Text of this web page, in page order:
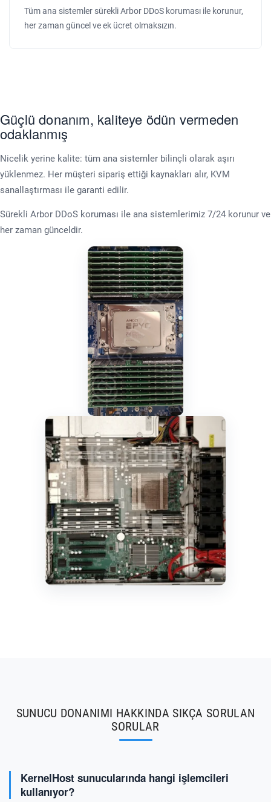
Tüm ana sistemler sürekli Arbor DDoS koruması ile korunur,
her zaman güncel ve ek ücret olmaksızın.
Güçlü donanım, kaliteye ödün vermeden
odaklanmış
Nicelik yerine kalite: tüm ana sistemler bilinçli olarak aşırı
yüklenmez. Her müşteri sipariş ettiği kaynakları alır, KVM
sanallaştırması ile garanti edilir.
Sürekli Arbor DDoS koruması ile ana sistemlerimiz 7/24 korunur ve
her zaman günceldir.
SUNUCU DONANIMI HAKKINDA SIKÇA SORULAN
SORULAR
KernelHost sunucularında hangi işlemcileri
kullanıyor?